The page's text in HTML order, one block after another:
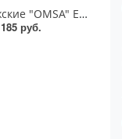
Носки мужские "OMSA" ECO 408
185 руб.